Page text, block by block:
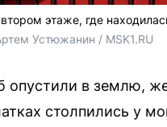
этаже, где
Устюжанин / MSK1.RU
опустили в землю,
столпились у